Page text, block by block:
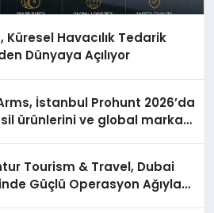
Havacılık Tedarik
Dünyaya Açılıyor
İstanbul Prohunt 2026’da
ürünlerini ve global marka
Tourism & Travel, Dubai
Güçlü Operasyon Ağıyla